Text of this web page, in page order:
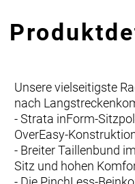
Unsere vielseitigste
nach
- Strata inForm-
OverEasy-
- Breiter Taillenbund
Sitz und hohen